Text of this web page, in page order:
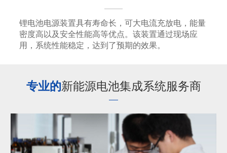
锂电池电源装置具有寿命长，可大电流充放电，能量
密度高以及安全性能高等优点。该装置通过现场应
用，系统性能稳定，达到了预期的效果。
专业的新能源电池集成系统服务商